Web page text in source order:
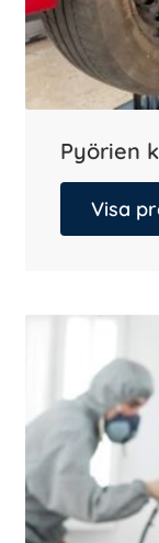
Pyörien
Visa